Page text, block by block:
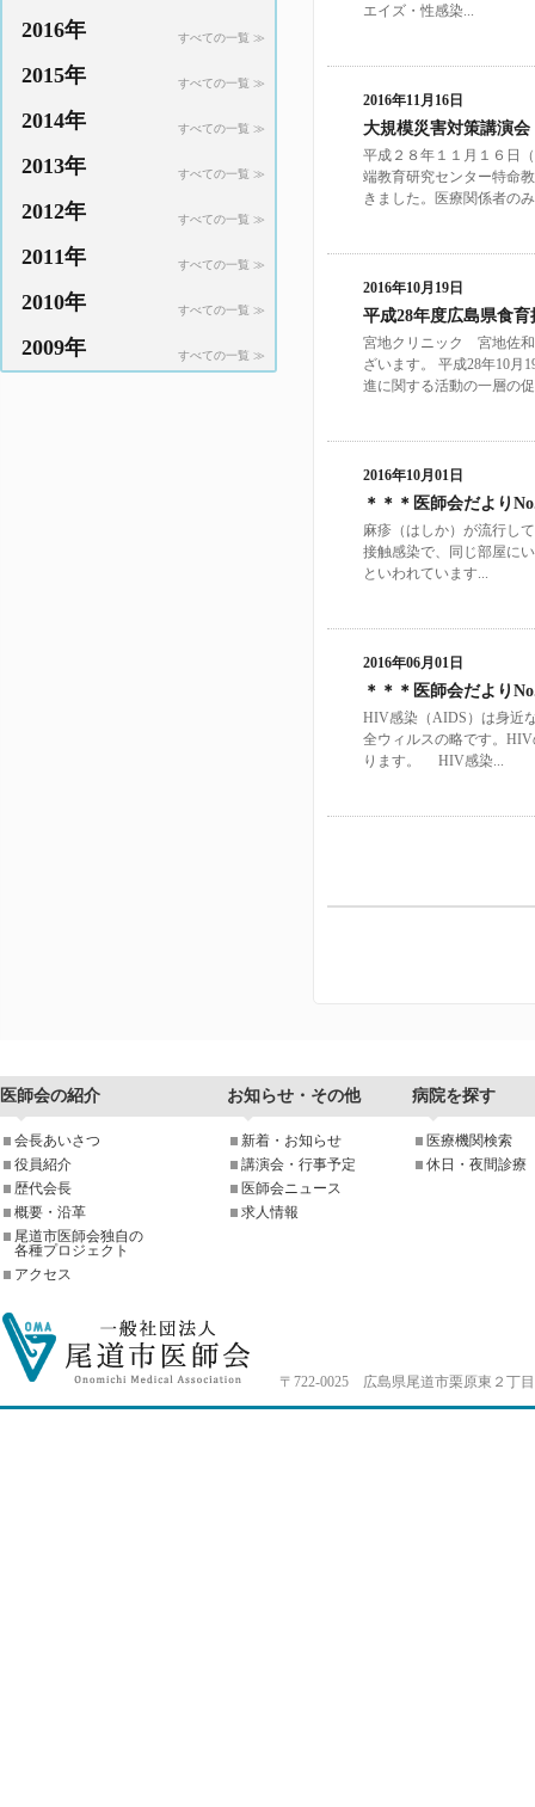
エイズ・性感染...
2016年11月16日
大規模災害対策講演会
平成２８年１１月１６日
端教育研究センター特命
きました。医療関係者の
2016年10月19日
平成28年度広島県食
宮地クリニック 宮地佐和
ざいます。 平成28年10月
進に関する活動の一層の
2016年10月01日
＊＊＊医師会だより
麻疹（はしか）が流行し
接触感染で、同じ部屋に
といわれています...
2016年06月01日
＊＊＊医師会だより
HIV感染（AIDS）は身近
全ウィルスの略です。
ります。 HIV感染...
2016年 すべての一覧 ≫
2015年 すべての一覧 ≫
2014年 すべての一覧 ≫
2013年 すべての一覧 ≫
2012年 すべての一覧 ≫
2011年 すべての一覧 ≫
2010年 すべての一覧 ≫
2009年 すべての一覧 ≫
医師会の紹介 お知らせ・その他 病院を探す
会長あいさつ
役員紹介
歴代会長
概要・沿革
尾道市医師会独自の
各種プロジェクト
アクセス
新着・お知らせ
講演会・行事予定
医師会ニュース
求人情報
医療機関検索
休日・夜間診療
〒722-0025 広島県尾道市栗原東２丁